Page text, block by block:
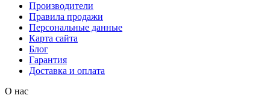
Производители
Правила продажи
Персональные данные
Карта сайта
Блог
Гарантия
Доставка и оплата
О нас